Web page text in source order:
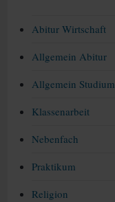
Abitur Wirtschaft
Allgemein Abitur
Allgemein Studium
Klassenarbeit
Nebenfach
Praktikum
Religion